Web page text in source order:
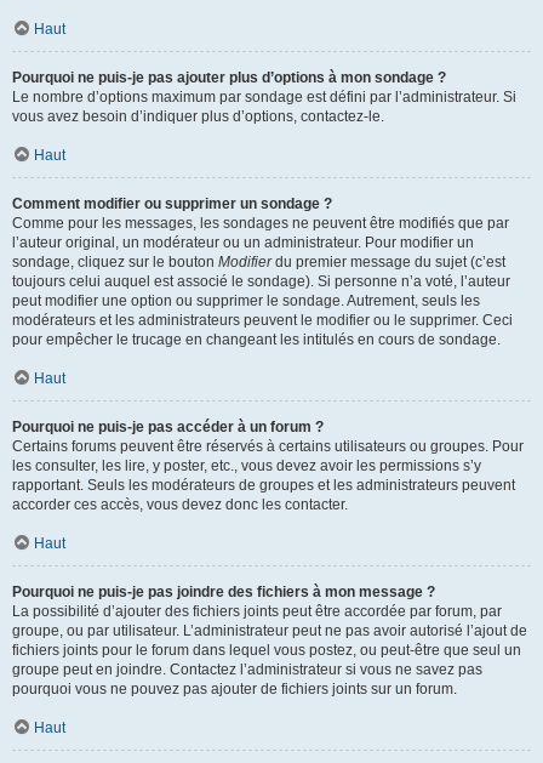
Haut
Pourquoi ne puis-je pas ajouter plus d’options à mon sondage ?
Le nombre d’options maximum par sondage est défini par l’administrateur. Si
vous avez besoin d’indiquer plus d’options, contactez-le.
Haut
Comment modifier ou supprimer un sondage ?
Comme pour les messages, les sondages ne peuvent être modifiés que par
l’auteur original, un modérateur ou un administrateur. Pour modifier un
sondage, cliquez sur le bouton Modifierdu premier message du sujet (c’est
toujours celui auquel est associé le sondage). Si personne n’a voté, l’auteur
peut modifier une option ou supprimer le sondage. Autrement, seuls les
modérateurs et les administrateurs peuvent le modifier ou le supprimer. Ceci
pour empêcher le trucage en changeant les intitulés en cours de sondage.
Haut
Pourquoi ne puis-je pas accéder à un forum ?
Certains forums peuvent être réservés à certains utilisateurs ou groupes. Pour
les consulter, les lire, y poster, etc., vous devez avoir les permissions s’y
rapportant. Seuls les modérateurs de groupes et les administrateurs peuvent
accorder ces accès, vous devez donc les contacter.
Haut
Pourquoi ne puis-je pas joindre des fichiers à mon message ?
La possibilité d’ajouter des fichiers joints peut être accordée par forum, par
groupe, ou par utilisateur. L’administrateur peut ne pas avoir autorisé l’ajout de
fichiers joints pour le forum dans lequel vous postez, ou peut-être que seul un
groupe peut en joindre. Contactez l’administrateur si vous ne savez pas
pourquoi vous ne pouvez pas ajouter de fichiers joints sur un forum.
Haut